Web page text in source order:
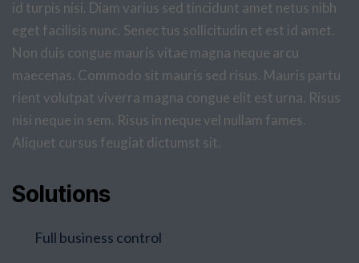
id turpis nisi. Diam varius sed tincidunt amet netus nibh
eget facilisis nunc. Senec tus sollicitudin et est id amet.
Non duis congue mauris vitae magna neque arcu
maecenas. Commodo sit mauris sed risus. Mauris partu
rient volutpat viverra magna congue elit est urna. Risus
nisi neque in sem. Risus in neque vel nullam fames.
Aliquet cursus feugiat dictumst sit.
Solutions
Full business control